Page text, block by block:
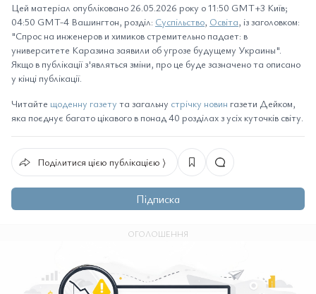
Цей матеріал опубліковано 26.05.2026 року о 11:50 GMT+3 Київ;
04:50 GMT-4 Вашингтон, розділ: Суспільство, Освіта, із заголовком:
"Спрос на инженеров и химиков стремительно падает: в
университете Каразина заявили об угрозе будущему Украины".
Якщо в публікації з'являться зміни, про це буде зазначено та описано
у кінці публікації.
Читайте щоденну газету та загальну стрічку новин газети Дейком,
яка поєднує багато цікавого в понад 40 розділах з усіх куточків світу.
Поділитися цією публікацією ⟩
Підписка
ОГОЛОШЕННЯ